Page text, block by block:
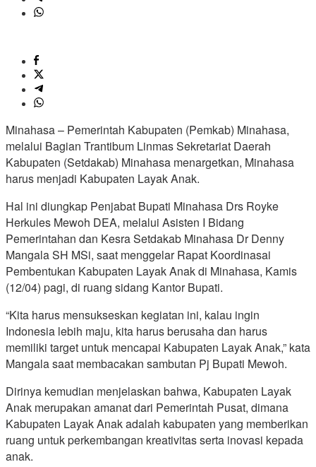
Minahasa – Pemerintah Kabupaten (Pemkab) Minahasa,
melalui Bagian Trantibum Linmas Sekretariat Daerah
Kabupaten (Setdakab) Minahasa menargetkan, Minahasa
harus menjadi Kabupaten Layak Anak.
Hal ini diungkap Penjabat Bupati Minahasa Drs Royke
Herkules Mewoh DEA, melalui Asisten I Bidang
Pemerintahan dan Kesra Setdakab Minahasa Dr Denny
Mangala SH MSi, saat menggelar Rapat Koordinasai
Pembentukan Kabupaten Layak Anak di Minahasa, Kamis
(12/04) pagi, di ruang sidang Kantor Bupati.
“Kita harus mensukseskan kegiatan ini, kalau ingin
Indonesia lebih maju, kita harus berusaha dan harus
memiliki target untuk mencapai Kabupaten Layak Anak,” kata
Mangala saat membacakan sambutan Pj Bupati Mewoh.
Dirinya kemudian menjelaskan bahwa, Kabupaten Layak
Anak merupakan amanat dari Pemerintah Pusat, dimana
Kabupaten Layak Anak adalah kabupaten yang memberikan
ruang untuk perkembangan kreativitas serta inovasi kepada
anak.